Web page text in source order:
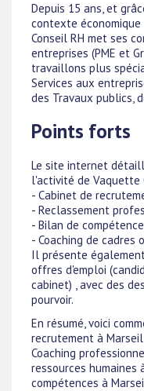
Depuis 15 ans, et
contexte économique
Conseil RH met ses
entreprises (PME et
travaillons plus
Services aux
des Travaux publics,
Points forts
Le site internet
l'activité de Vaquette
- Cabinet de
- Reclassement
- Bilan de
- Coaching de cadres
Il présente
offres d'emploi
cabinet) , avec des
pourvoir.
En résumé, voici
recrutement à
Coaching
ressources humaines
compétences à